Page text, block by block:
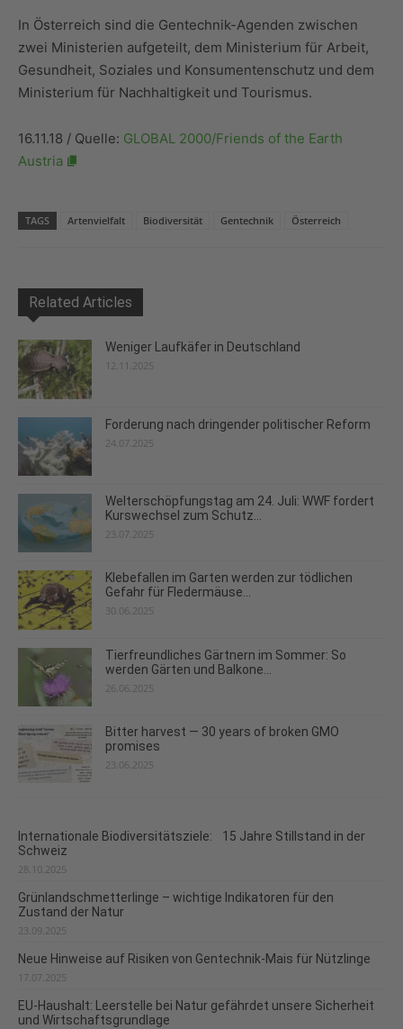
In Österreich sind die Gentechnik-Agenden zwischen
zwei Ministerien aufgeteilt, dem Ministerium für Arbeit,
Gesundheit, Soziales und Konsumentenschutz und dem
Ministerium für Nachhaltigkeit und Tourismus.
16.11.18 / Quelle: GLOBAL 2000/Friends of the Earth
Austria
TAGS Artenvielfalt Biodiversität Gentechnik Österreich
Related Articles
Weniger Laufkäfer in Deutschland
12.11.2025
Forderung nach dringender politischer Reform
24.07.2025
Welterschöpfungstag am 24. Juli: WWF fordert
Kurswechsel zum Schutz...
23.07.2025
Klebefallen im Garten werden zur tödlichen
Gefahr für Fledermäuse...
30.06.2025
Tierfreundliches Gärtnern im Sommer: So
werden Gärten und Balkone...
26.06.2025
Bitter harvest — 30 years of broken GMO
promises
23.06.2025
Internationale Biodiversitätsziele: 15 Jahre Stillstand in der
Schweiz
28.10.2025
Grünlandschmetterlinge – wichtige Indikatoren für den
Zustand der Natur
23.09.2025
Neue Hinweise auf Risiken von Gentechnik-Mais für Nützlinge
17.07.2025
EU-Haushalt: Leerstelle bei Natur gefährdet unsere Sicherheit
und Wirtschaftsgrundlage